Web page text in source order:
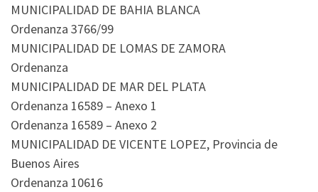
MUNICIPALIDAD DE BAHIA BLANCA
Ordenanza 3766/99
MUNICIPALIDAD DE LOMAS DE ZAMORA
Ordenanza
MUNICIPALIDAD DE MAR DEL PLATA
Ordenanza 16589 – Anexo 1
Ordenanza 16589 – Anexo 2
MUNICIPALIDAD DE VICENTE LOPEZ, Provincia de
Buenos Aires
Ordenanza 10616